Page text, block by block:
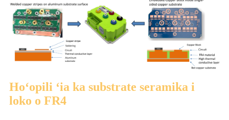
Hoʻopili ʻia ka substrate seramika i
loko o FR4